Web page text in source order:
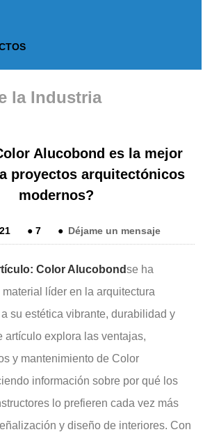
la Industria
Alucobond es la mejor
proyectos arquitectónicos
modernos?
● 7 ● Déjame un mensaje
Color Alucobondse ha
líder en la arquitectura
su estética vibrante, durabilidad y
artículo explora las ventajas,
y mantenimiento de Color
información sobre por qué los
lo prefieren cada vez más
y diseño de interiores. Con